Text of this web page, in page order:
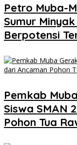
Petro Muba-
Sumur
Berpotensi
Pemkab
Siswa SMAN
Pohon Tua